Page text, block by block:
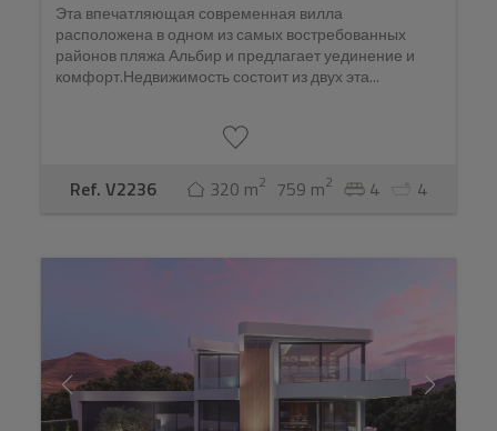
Эта впечатляющая современная вилла
расположена в одном из самых востребованных
районов пляжа Альбир и предлагает уединение и
комфорт.Недвижимость состоит из двух эта...
Ref. V2236 320 m2 759 m2 4 4